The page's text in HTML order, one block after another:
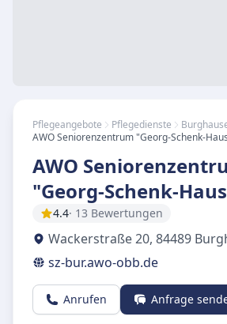
Pflegeangebote Pflegedienste
AWO Seniorenzentrum "Georg-Schenk-
AWO
"Georg-Schenk-
4.4· 13 Bewertungen
Wackerstraße 20, 84489
sz-bur.awo-obb.de
Anrufen Anfrage